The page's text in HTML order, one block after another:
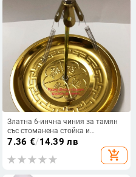
Златна 6-инчна чиния за тамян
със стоманена стойка и
прибираща се телескопска скоба,
плоча от сандалово дърво
7.36 €/14.39 лв
add_shopping_cart